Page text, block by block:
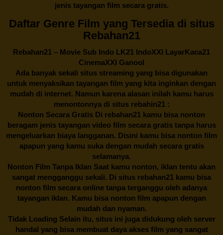
jenis tayangan film secara gratis.
Daftar Genre Film yang Tersedia di situs
Rebahan21
Rebahan21 – Movie Sub Indo LK21 IndoXXI LayarKaca21
CinemaXXI Ganool
Ada banyak sekali situs streaming yang bisa digunakan
untuk menyaksikan tayangan film yang kita inginkan dengan
mudah di internet. Namun karena alasan inilah kamu harus
menontonnya di situs rebahin21 :
Nonton Secara Gratis Di rebahan21 kamu bisa nonton
beragam jenis tayangan video film secara gratis tanpa harus
mengeluarkan biaya langganan. Disini kamu bisa nonton film
apapun yang kamu suka dengan mudah secara gratis
selamanya.
Nonton Film Tanpa Iklan Saat kamu nonton, iklan tentu akan
sangat mengganggu sekali. Di situs rebahan21 kamu bisa
nonton film secara online tanpa terganggu oleh adanya
tayangan iklan. Kamu bisa nonton film apapun dengan
mudah dan nyaman.
Tidak Loading Selain itu, situs ini juga didukung oleh server
handal yang bisa membuat daya akses film yang sangat